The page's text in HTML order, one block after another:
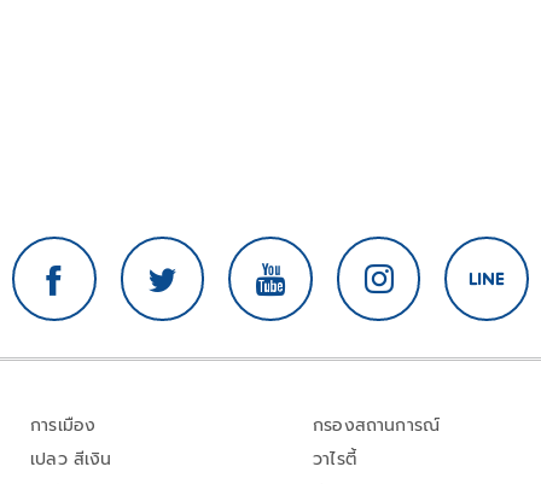
การเมือง
เปลว สีเงิน
กรองสถานการณ์
วาไรตี้